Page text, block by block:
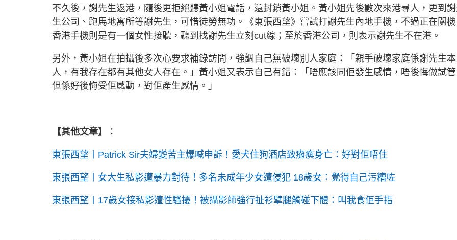
不久後，謝先生返港，隨後更拒絕聽黃小姐電話，還封鎖黃小姐。黃小姐先後數次來港尋人，更到
生公司、跑馬地寓所等謝先生，可惜徒勞無功。《東張西望》嘗試打謝先生內地手機，不過正在關機
香港手機則是有一個女性接聽，聽到找謝先生立刻cut線；至於香港公司，則表示謝先生不在港。
另外，黃小姐在拍攝後多次心要求補錄訪問，強調自己無破壞別人家庭：「親手破壞家庭係謝先生本
人，有我存在都有其他女人存在。」黃小姐又表示自己有錯：「唔應該同佢發生感情，唔後悔做試管
但係好後悔受佢感動，對佢產生感情。」
【其他文章】 ：
東張西望丨Patrick Sir夫婦變苦主爆喊申訴！愛犬住狗酒店致癱瘓身亡：好對佢唔住
東張西望丨女大生私影遭暴力對待！多名未成年少女遭侵犯 18歲女：覺得自己污糟咗
東張西望丨17歲女接私影遭性騷擾！被攝影師強行扯衫擘腿觸碰下體：叫我食佢手指